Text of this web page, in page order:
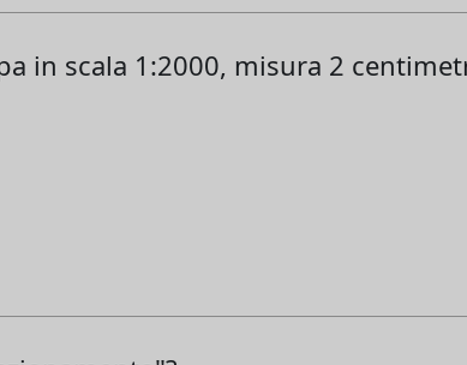
in scala 1:2000, misura 2